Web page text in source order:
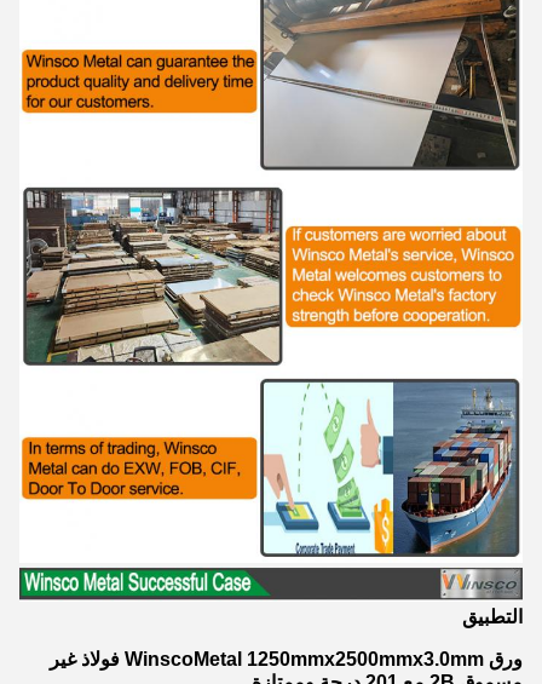
التطبيق
ورق WinscoMetal 1250mmx2500mmx3.0mm فولاذ غير